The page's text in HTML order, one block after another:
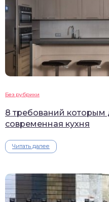
Без рубрики
8 требований которым
современная кухня
Читать далее